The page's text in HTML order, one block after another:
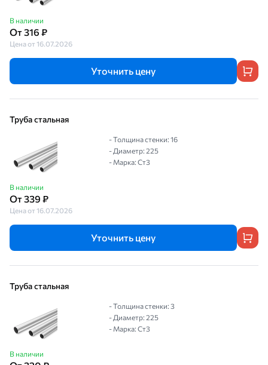
В наличии
От 316 ₽
Цена от 16.07.2026
Уточнить цену
Труба стальная
В наличии
От 339 ₽
Цена от 16.07.2026
- Толщина стенки: 16
- Диаметр: 225
- Марка: Ст3
Уточнить цену
Труба стальная
В наличии
- Толщина стенки: 3
- Диаметр: 225
- Марка: Ст3